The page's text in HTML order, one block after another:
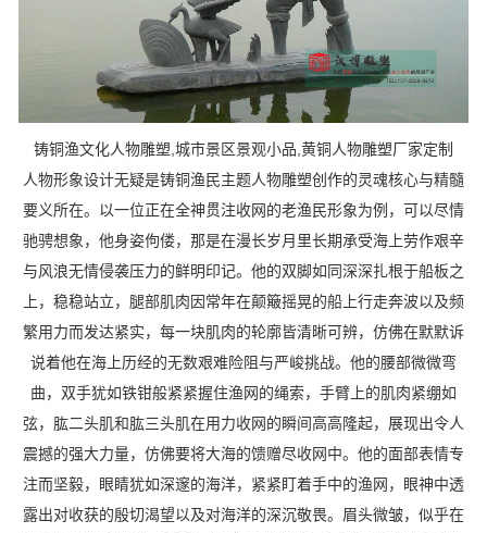
铸铜渔文化人物雕塑,城市景区景观小品,黄铜人物雕塑厂家定制
人物形象设计无疑是铸铜渔民主题人物雕塑创作的灵魂核心与精髓
要义所在。以一位正在全神贯注收网的老渔民形象为例，可以尽情
驰骋想象，他身姿佝偻，那是在漫长岁月里长期承受海上劳作艰辛
与风浪无情侵袭压力的鲜明印记。他的双脚如同深深扎根于船板之
上，稳稳站立，腿部肌肉因常年在颠簸摇晃的船上行走奔波以及频
繁用力而发达紧实，每一块肌肉的轮廓皆清晰可辨，仿佛在默默诉
说着他在海上历经的无数艰难险阻与严峻挑战。他的腰部微微弯
曲，双手犹如铁钳般紧紧握住渔网的绳索，手臂上的肌肉紧绷如
弦，肱二头肌和肱三头肌在用力收网的瞬间高高隆起，展现出令人
震撼的强大力量，仿佛要将大海的馈赠尽收网中。他的面部表情专
注而坚毅，眼睛犹如深邃的海洋，紧紧盯着手中的渔网，眼神中透
露出对收获的殷切渴望以及对海洋的深沉敬畏。眉头微皱，似乎在